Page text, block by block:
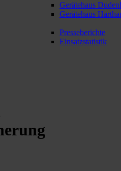
Gerätehaus
Gerätehaus
Presseberichte
Einsatzstatistik